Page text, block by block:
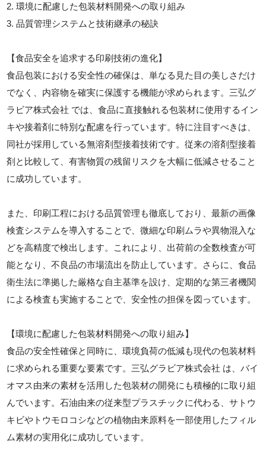
2. 環境に配慮した包装材料開発への取り組み
3. 品質管理システムと技術継承の秘訣
【食品安全を追求する印刷技術の進化】
食品包装における安全性の確保は、単なる見た目の美しさだけ
でなく、内容物を確実に保護する機能が求められます。三弘グ
ラビア株式会社 では、食品に直接触れる包装材に使用するイン
キや接着剤に特別な配慮を行っています。特に注目すべきは、
同社が採用している無溶剤型接着技術です。従来の溶剤型接着
剤と比較して、有害物質の残留リスクを大幅に低減させること
に成功しています。
また、印刷工程における品質管理も徹底しており、最新の画像
検査システムを導入することで、微細な印刷ムラや異物混入な
どを高精度で検出します。これにより、出荷前の全数検査が可
能となり、不良品の市場流出を防止しています。さらに、食品
衛生法に準拠した厳格な自主基準を設け、定期的な第三者機関
による検査も実施することで、安全性の担保を図っています。
【環境に配慮した包装材料開発への取り組み】
食品の安全性確保と同時に、環境負荷の低減も現代の包装材料
に求められる重要な要素です。三弘グラビア株式会社 は、バイ
オマス由来の素材を活用した包装材の開発にも積極的に取り組
んでいます。石油由来の従来型プラスチックに代わる、サトウ
キビやトウモロコシなどの植物由来原料を一部使用したフィル
ム素材の実用化に成功しています。